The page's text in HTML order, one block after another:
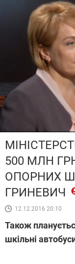
500 МЛН
ОПОРНИХ
ГРИНЕВИЧ
12.12.2016 20:10
Також
шкільні